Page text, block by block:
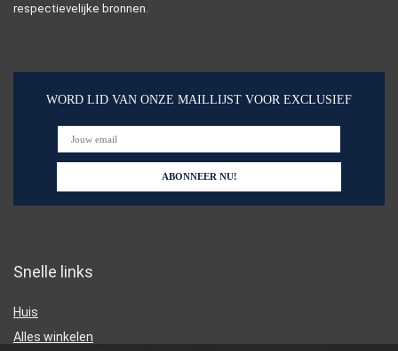
respectievelijke bronnen.
WORD LID VAN ONZE MAILLIJST VOOR EXCLUSIEF
Snelle links
Huis
Alles winkelen